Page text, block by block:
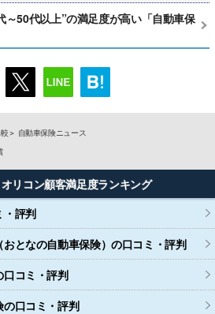
～50代以上”の満足度が高い「自動車保
自動車保険ニュース
リコン顧客満足度ランキング
・評判
となの自動車保険）の口コミ・評判
口コミ・評判
の口コミ・評判